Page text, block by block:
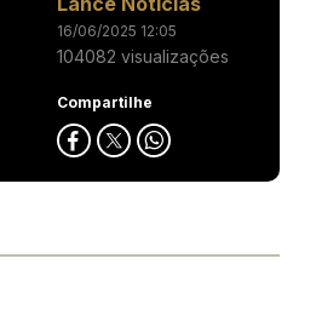
16/06/2025 12:05
104082 visualizações
Compartilhe